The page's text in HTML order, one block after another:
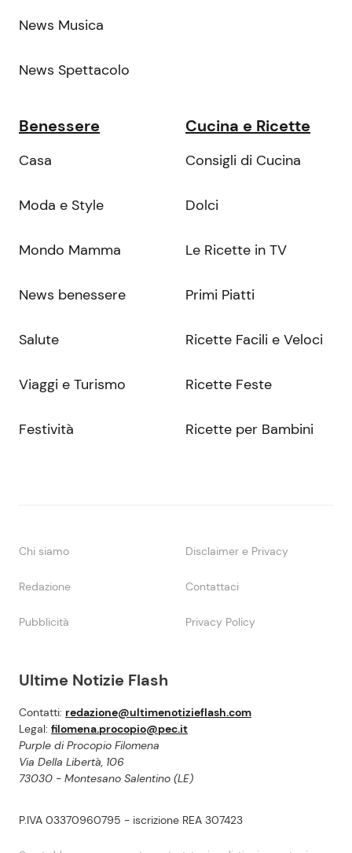
Ultime Notizie Flash
Contatti: redazione@ultimenotizieflash.com
Legal: filomena.procopio@pec.it
Purple di Procopio Filomena
Via Della Libertà, 106
73030 - Montesano Salentino (LE)
P.IVA 03370960795 - iscrizione REA 307423
News Musica
News Spettacolo
Benessere
Casa
Moda e Style
Mondo Mamma
News benessere
Salute
Viaggi e Turismo
Festività
Cucina e Ricette
Consigli di Cucina
Dolci
Le Ricette in TV
Primi Piatti
Ricette Facili e Veloci
Ricette Feste
Ricette per Bambini
Chi siamo Disclaimer e Privacy
Redazione Contattaci
Pubblicità Privacy Policy